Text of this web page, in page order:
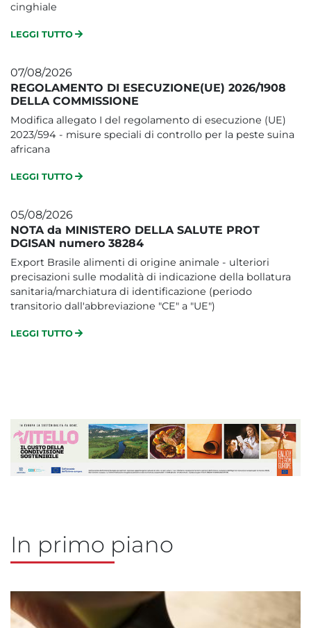
cinghiale
LEGGI TUTTO
07/08/2026
REGOLAMENTO DI ESECUZIONE(UE) 2026/1908
DELLA COMMISSIONE
Modifica allegato I del regolamento di esecuzione (UE)
2023/594 - misure speciali di controllo per la peste suina
africana
LEGGI TUTTO
05/08/2026
NOTA da MINISTERO DELLA SALUTE PROT
DGISAN numero 38284
Export Brasile alimenti di origine animale - ulteriori
precisazioni sulle modalità di indicazione della bollatura
sanitaria/marchiatura di identificazione (periodo
transitorio dall'abbreviazione "CE" a "UE")
LEGGI TUTTO
In primo piano